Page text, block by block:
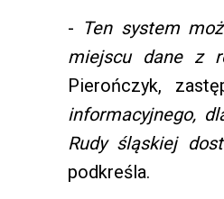
- Ten system
miejscu dane z
Pierończyk,
informacyjnego,
Rudy śląskiej
podkreśla.